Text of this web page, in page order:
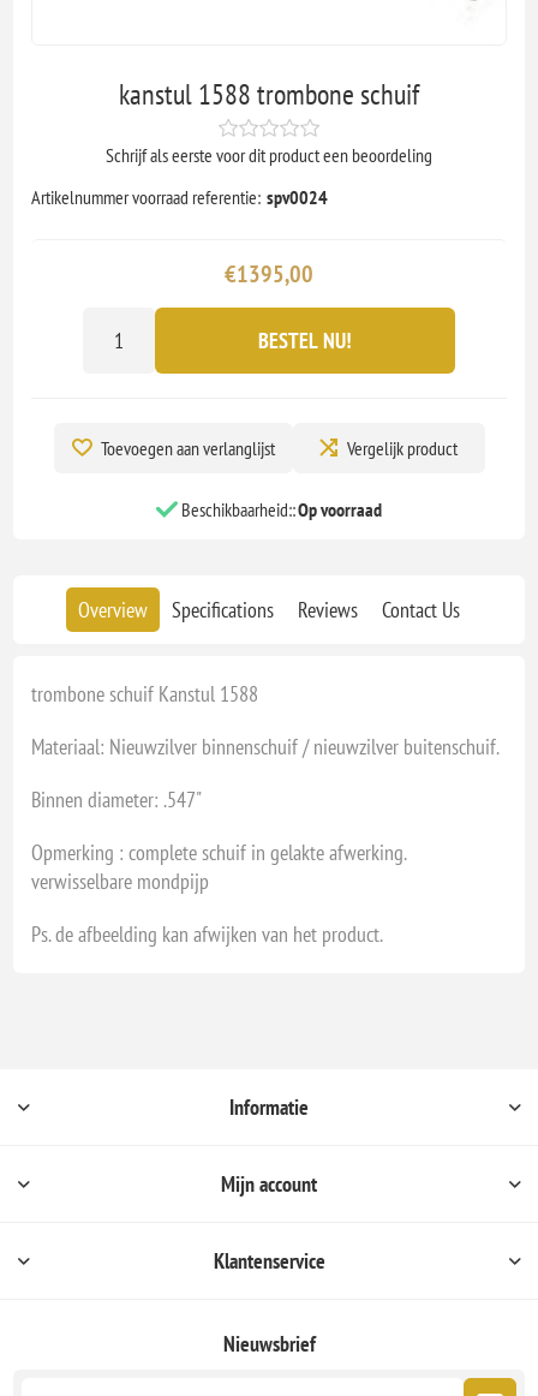
kanstul 1588 trombone schuif
Schrijf als eerste voor dit product een beoordeling
Artikelnummer voorraad referentie: spv0024
€1395,00
BESTEL NU!
Toevoegen aan verlanglijst Vergelijk product
Beschikbaarheid::Op voorraad
Overview Specifications Reviews Contact Us
trombone schuif Kanstul 1588
Materiaal: Nieuwzilver binnenschuif / nieuwzilver buitenschuif.
Binnen diameter: .547"
Opmerking : complete schuif in gelakte afwerking.
verwisselbare mondpijp
Ps. de afbeelding kan afwijken van het product.
Informatie
Mijn account
Klantenservice
Nieuwsbrief